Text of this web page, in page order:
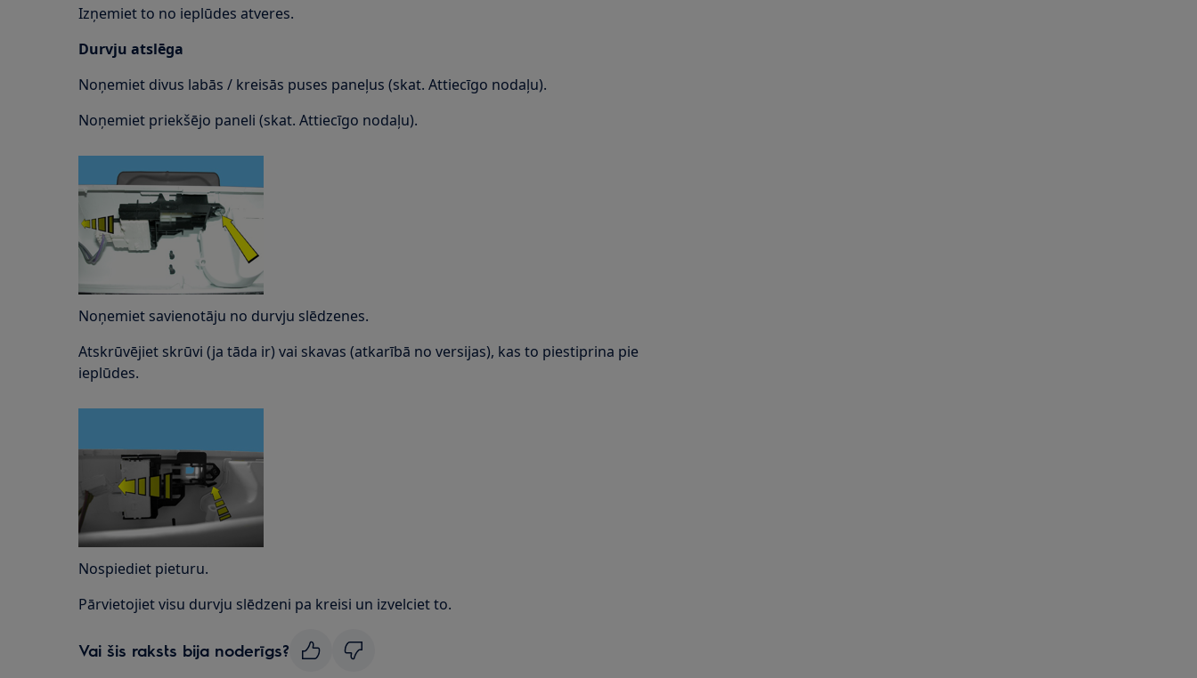
Izņemiet to no ieplūdes atveres.
Durvju atslēga
Noņemiet divus labās / kreisās puses paneļus (skat. Attiecīgo nodaļu).
Noņemiet priekšējo paneli (skat. Attiecīgo nodaļu).
Noņemiet savienotāju no durvju slēdzenes.
Atskrūvējiet skrūvi (ja tāda ir) vai skavas (atkarībā no versijas), kas to piestiprina pie
ieplūdes.
Nospiediet pieturu.
Pārvietojiet visu durvju slēdzeni pa kreisi un izvelciet to.
Vai šis raksts bija noderīgs?